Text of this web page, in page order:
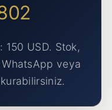
150 USD. Stok,
veya